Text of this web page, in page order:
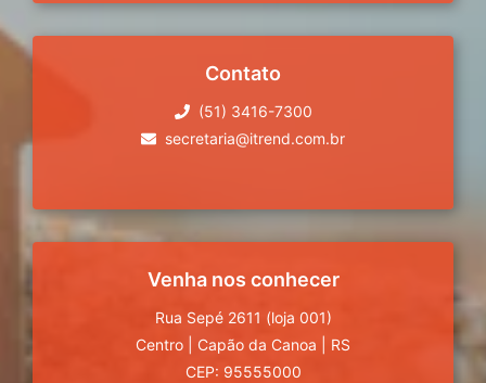
Contato
(51) 3416-7300
secretaria@itrend.com.br
Venha nos conhecer
Rua Sepé 2611 (loja 001)
Centro
Capão da Canoa
RS
CEP: 95555000